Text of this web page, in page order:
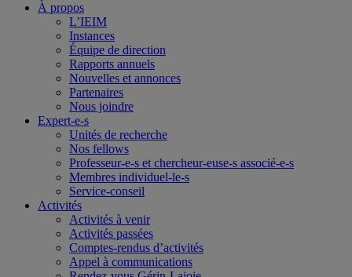
À propos
L’IEIM
Instances
Équipe de direction
Rapports annuels
Nouvelles et annonces
Partenaires
Nous joindre
Expert-e-s
Unités de recherche
Nos fellows
Professeur-e-s et chercheur-euse-s associé-e-s
Membres individuel-le-s
Service-conseil
Activités
Activités à venir
Activités passées
Comptes-rendus d’activités
Appel à communications